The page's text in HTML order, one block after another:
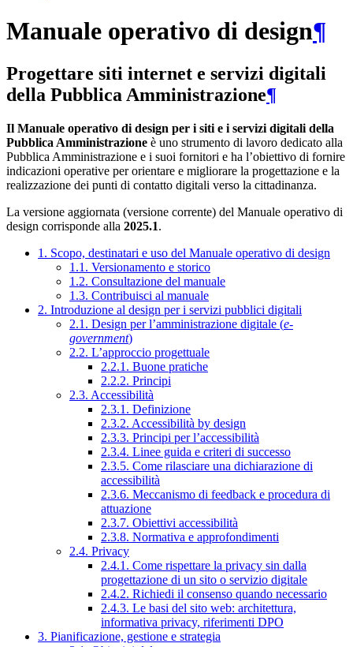
Manuale operativo di design¶
Progettare siti internet e servizi digitali
della Pubblica Amministrazione¶
Il Manuale operativo di design per i siti e i servizi digitali della
Pubblica Amministrazione è uno strumento di lavoro dedicato alla
Pubblica Amministrazione e i suoi fornitori e ha l’obiettivo di fornire
indicazioni operative per orientare e migliorare la progettazione e la
realizzazione dei punti di contatto digitali verso la cittadinanza.
La versione aggiornata (versione corrente) del Manuale operativo di
design corrisponde alla 2025.1.
1. Scopo, destinatari e uso del Manuale operativo di design
1.1. Versionamento e storico
1.2. Consultazione del manuale
1.3. Contribuisci al manuale
2. Introduzione al design per i servizi pubblici digitali
2.1. Design per l’amministrazione digitale (e-
government)
2.2. L’approccio progettuale
2.2.1. Buone pratiche
2.2.2. Principi
2.3. Accessibilità
2.3.1. Definizione
2.3.2. Accessibilità by design
2.3.3. Principi per l’accessibilità
2.3.4. Linee guida e criteri di successo
2.3.5. Come rilasciare una dichiarazione di
accessibilità
2.3.6. Meccanismo di feedback e procedura di
attuazione
2.3.7. Obiettivi accessibilità
2.3.8. Normativa e approfondimenti
2.4. Privacy
2.4.1. Come rispettare la privacy sin dalla
progettazione di un sito o servizio digitale
2.4.2. Richiedi il consenso quando necessario
2.4.3. Le basi del sito web: architettura,
informativa privacy, riferimenti DPO
3. Pianificazione, gestione e strategia